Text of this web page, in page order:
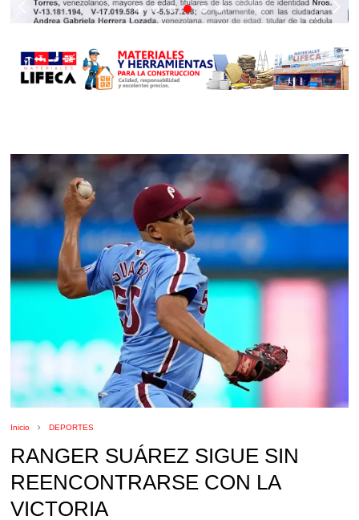
Inicio DEPORTES
RANGER SUÁREZ SIGUE SIN
REENCONTRARSE CON LA
VICTORIA